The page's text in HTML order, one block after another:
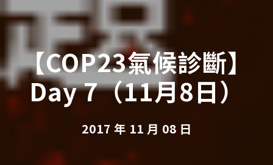
【COP23氣候診斷】
Day 7（11月8日）
2017 年 11 月 08 日